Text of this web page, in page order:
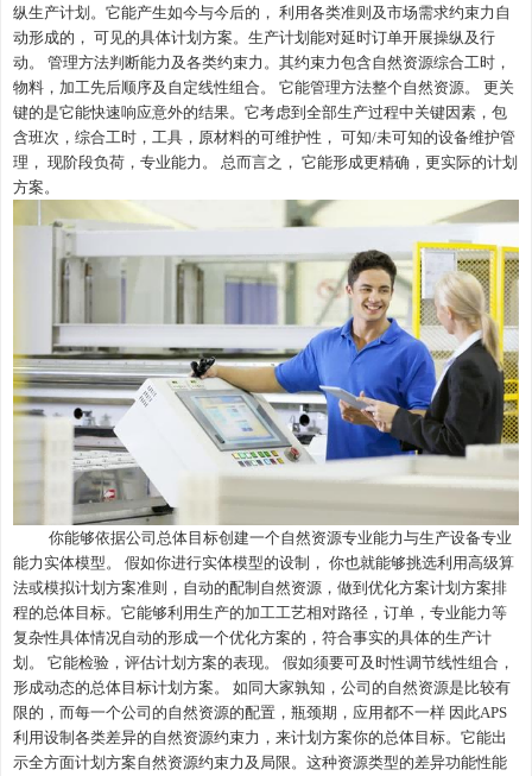
纵生产计划。它能产生如今与今后的， 利用各类准则及市场需求约束力自
动形成的， 可见的具体计划方案。生产计划能对延时订单开展操纵及行
动。 管理方法判断能力及各类约束力。其约束力包含自然资源综合工时，
物料，加工先后顺序及自定线性组合。 它能管理方法整个自然资源。 更关
键的是它能快速响应意外的结果。它考虑到全部生产过程中关键因素，包
含班次，综合工时，工具，原材料的可维护性， 可知/未可知的设备维护管
理， 现阶段负荷，专业能力。 总而言之， 它能形成更精确，更实际的计划
方案。
你能够依据公司总体目标创建一个自然资源专业能力与生产设备专业
能力实体模型。 假如你进行实体模型的设制， 你也就能够挑选利用高级算
法或模拟计划方案准则，自动的配制自然资源，做到优化方案计划方案排
程的总体目标。它能够利用生产的加工工艺相对路径，订单，专业能力等
复杂性具体情况自动的形成一个优化方案的，符合事实的具体的生产计
划。 它能检验，评估计划方案的表现。 假如须要可及时性调节线性组合，
形成动态的总体目标计划方案。 如同大家孰知，公司的自然资源是比较有
限的，而每一个公司的自然资源的配置，瓶颈期，应用都不一样 因此APS
利用设制各类差异的自然资源约束力，来计划方案你的总体目标。它能出
示全方面计划方案自然资源约束力及局限。这种资源类型的差异功能性能